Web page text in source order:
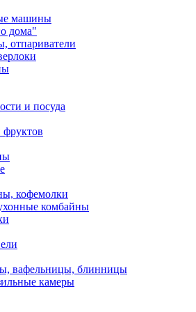
машины
дома"
отпариватели
и посуда
кофемолки
комбайны
вафельницы, блинницы
камеры